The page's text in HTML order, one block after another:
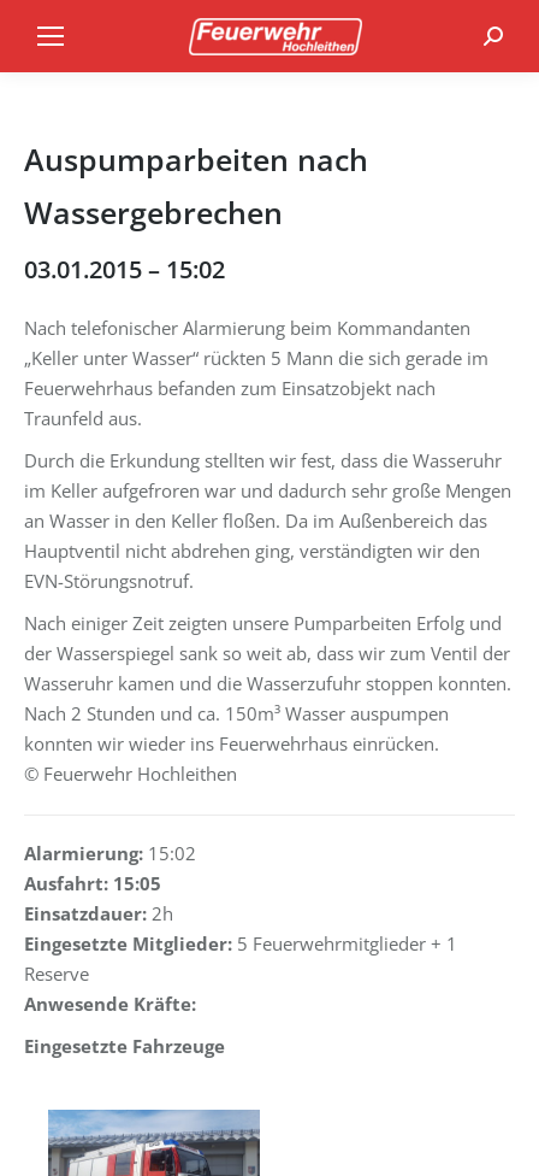
Auspumparbeiten nach
Wassergebrechen
03.01.2015 – 15:02
Nach telefonischer Alarmierung beim Kommandanten
„Keller unter Wasser“ rückten 5 Mann die sich gerade im
Feuerwehrhaus befanden zum Einsatzobjekt nach
Traunfeld aus.
Durch die Erkundung stellten wir fest, dass die Wasseruhr
im Keller aufgefroren war und dadurch sehr große Mengen
an Wasser in den Keller floßen. Da im Außenbereich das
Hauptventil nicht abdrehen ging, verständigten wir den
EVN-Störungsnotruf.
Nach einiger Zeit zeigten unsere Pumparbeiten Erfolg und
der Wasserspiegel sank so weit ab, dass wir zum Ventil der
Wasseruhr kamen und die Wasserzufuhr stoppen konnten.
Nach 2 Stunden und ca. 150m³ Wasser auspumpen
konnten wir wieder ins Feuerwehrhaus einrücken.
© Feuerwehr Hochleithen
Alarmierung: 15:02
Ausfahrt: 15:05
Einsatzdauer: 2h
Eingesetzte Mitglieder: 5 Feuerwehrmitglieder + 1
Reserve
Anwesende Kräfte:
Eingesetzte Fahrzeuge